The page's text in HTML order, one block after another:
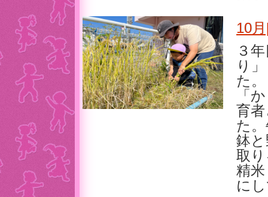
10
３
り
た。
「
育
た
鉢
取
精
に